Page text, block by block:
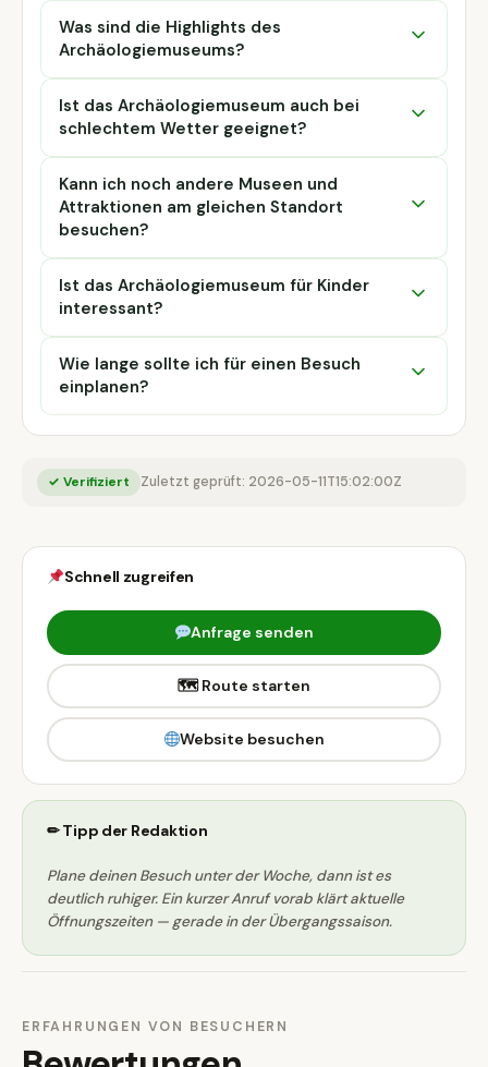
Was sind die Highlights des
Archäologiemuseums?
Ist das Archäologiemuseum auch bei
schlechtem Wetter geeignet?
Kann ich noch andere Museen und
Attraktionen am gleichen Standort
besuchen?
Ist das Archäologiemuseum für Kinder
interessant?
Wie lange sollte ich für einen Besuch
einplanen?
✓ Verifiziert Zuletzt geprüft: 2026-05-11T15:02:00Z
Schnell zugreifen
Anfrage senden
🗺 Route starten
Website besuchen
✏ Tipp der Redaktion
Plane deinen Besuch unter der Woche, dann ist es
deutlich ruhiger. Ein kurzer Anruf vorab klärt aktuelle
Öffnungszeiten — gerade in der Übergangssaison.
ERFAHRUNGEN VON BESUCHERN